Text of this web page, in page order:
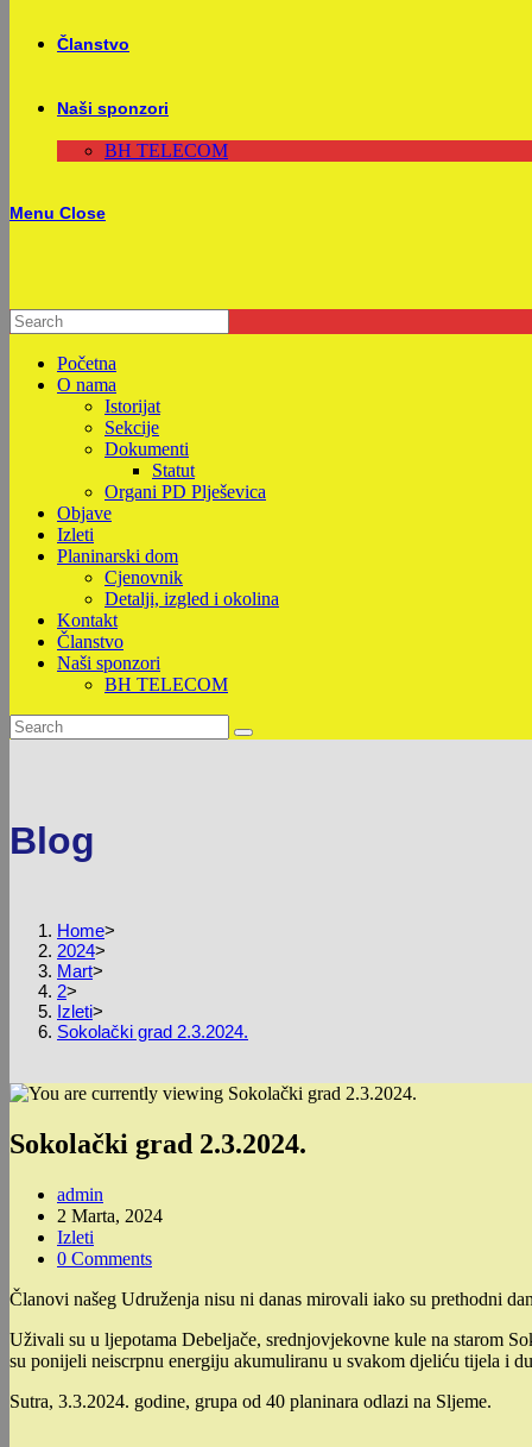
Članstvo
Naši sponzori
BH TELECOM
Menu Close
Početna
O nama
Istorijat
Sekcije
Dokumenti
Statut
Organi PD Plješevica
Objave
Izleti
Planinarski dom
Cjenovnik
Detalji, izgled i okolina
Kontakt
Članstvo
Naši sponzori
BH TELECOM
Blog
Home>
2024>
Mart>
2>
Izleti>
Sokolački grad 2.3.2024.
Sokolački grad 2.3.2024.
Post
author:
admin
Post
published:
2 Marta, 2024
Post
category:
Izleti
Post
0 Comments
Članovi našeg Udruženja nisu ni danas mirovali iako su prethodni
Uživali su u ljepotama Debeljače, srednjovjekovne kule na starom
su ponijeli neiscrpnu energiju akumuliranu u svakom djeliću tijela i
Sutra, 3.3.2024. godine, grupa od 40 planinara odlazi na Sljeme.